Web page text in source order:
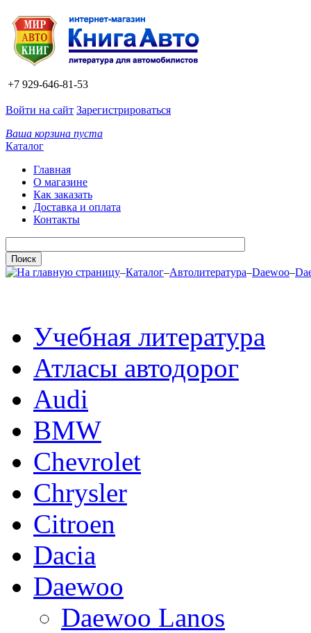
+7 929-646-81-53
Войти на сайт Зарегистрироваться
Ваша корзина пуста
Каталог
Главная
О магазине
Как заказать
Доставка и оплата
Контакты
–Каталог–Автолитература–Daewoo–
Учебная литература
Атласы автодорог
Audi
BMW
Chevrolet
Chrysler
Citroen
Dacia
Daewoo
Daewoo Lanos